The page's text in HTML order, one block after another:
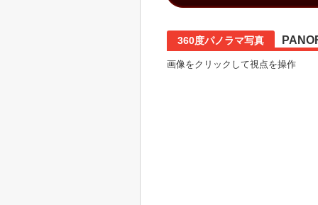
360度パノラマ写真
画像をクリックして視点を操作